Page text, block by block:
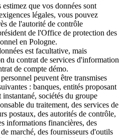
que vos données sont
légales, vous pouvez
de l'autorité de contrôle
de l'Office de protection des
en Pologne.
est facultative, mais
du contrat de services d'information
de compte démo.
peuvent être transmises
: banques, entités proposant
instantané, sociétés du groupe
du traitement, des services de
postaux, des autorités de contrôle,
informations financières, des
marché, des fournisseurs d'outils